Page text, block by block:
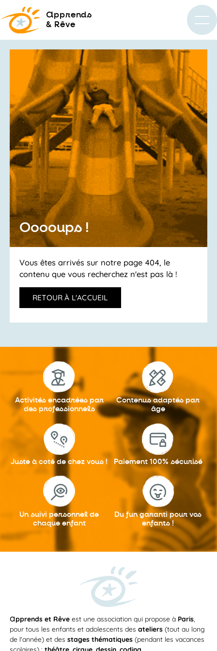
apprends
& Rêve
Ooooups !
Vous êtes arrivés sur notre page 404, le
contenu que vous recherchez n'est pas là !
RETOUR À L'ACCUEIL
Activités encadrées par
des professionnels
Contenus adaptés par
âge
Juste à coté de chez vous ! Paiement 100% sécurisé
Un suivi personnel de
chaque enfant
Du fun garantipour vos
enfants !
apprends et Rêve est une association qui propose à Paris,
pour tous les enfants et adolescents des ateliers (tout au long
de l'année) et des stages thématiques (pendant les vacances